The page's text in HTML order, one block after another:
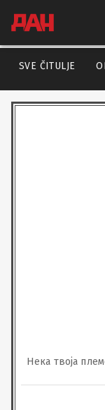
SVE ČITULJE
Нека твоја